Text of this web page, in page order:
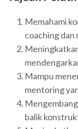
Memahami
coaching dan
Mampu
mentoring
balik